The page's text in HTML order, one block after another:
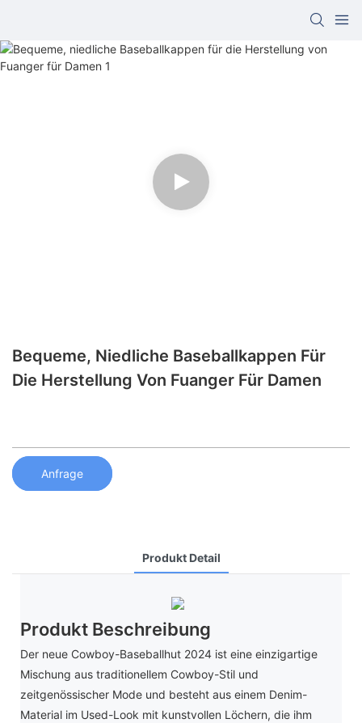
Bequeme, Niedliche Baseballkappen Für
Die Herstellung Von Fuanger Für Damen
Anfrage
Produkt Detail
Produkt Beschreibung
Der neue Cowboy-Baseballhut 2024 ist eine einzigartige
Mischung aus traditionellem Cowboy-Stil und
zeitgenössischer Mode und besteht aus einem Denim-
Material im Used-Look mit kunstvollen Löchern, die ihm